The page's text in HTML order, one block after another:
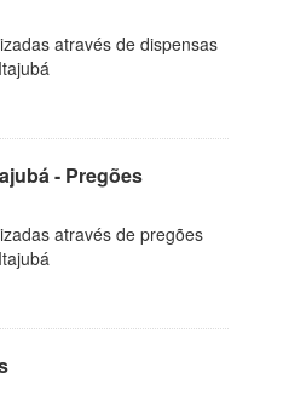
através de dispensas
- Pregões
através de pregões